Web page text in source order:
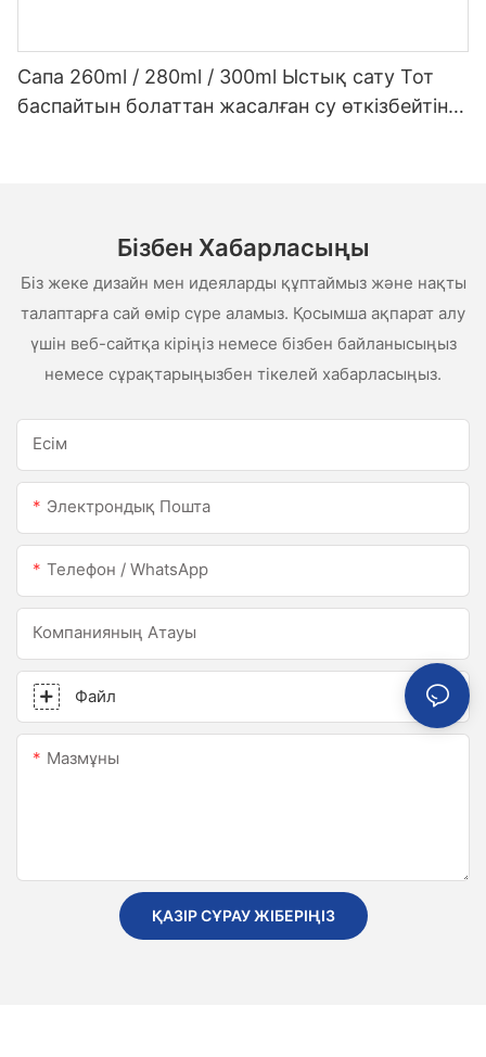
Сапа 260ml / 280ml / 300ml Ыстық сату Тот
баспайтын болаттан жасалған су өткізбейтін
Бізбен Хабарласыңы
Біз жеке дизайн мен идеяларды құптаймыз және нақты
талаптарға сай өмір сүре аламыз. Қосымша ақпарат алу
үшін веб-сайтқа кіріңіз немесе бізбен байланысыңыз
немесе сұрақтарыңызбен тікелей хабарласыңыз.
Есім
Электрондық Пошта
Телефон / WhatsApp
Компанияның Атауы
Файл
Мазмұны
ҚАЗІР СҰРАУ ЖІБЕРІҢІЗ